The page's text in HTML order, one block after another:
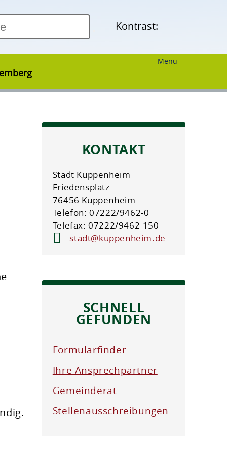
Kontrast:
Menü
KONTAKT
Stadt Kuppenheim
Friedensplatz
76456 Kuppenheim
Telefon: 07222/9462-0
Telefax: 07222/9462-150
stadt@kuppenheim.de
SCHNELL
GEFUNDEN
Formularfinder
Ihre Ansprechpartner
Gemeinderat
Stellenausschreibungen